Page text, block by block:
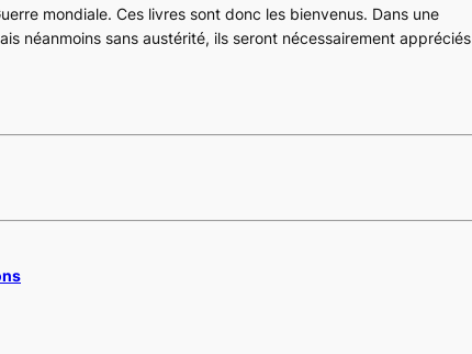
mondiale. Ces livres sont donc les bienvenus. Dans une
néanmoins sans austérité, ils seront nécessairement appréciés